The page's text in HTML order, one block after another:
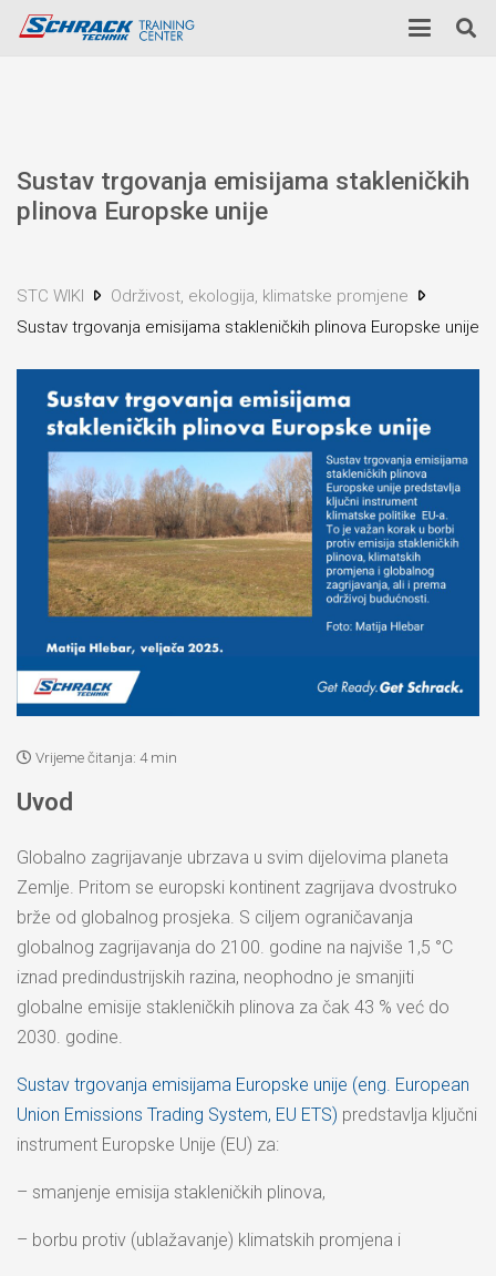
Sustav trgovanja emisijama stakleničkih
plinova Europske unije
STC WIKI
Održivost, ekologija, klimatske promjene
Sustav trgovanja emisijama stakleničkih plinova Europske unije
Vrijeme čitanja: 4 min
Uvod
Globalno zagrijavanje ubrzava u svim dijelovima planeta
Zemlje. Pritom se europski kontinent zagrijava dvostruko
brže od globalnog prosjeka. S ciljem ograničavanja
globalnog zagrijavanja do 2100. godine na najviše 1,5 °C
iznad predindustrijskih razina, neophodno je smanjiti
globalne emisije stakleničkih plinova za čak 43 % već do
2030. godine.
Sustav trgovanja emisijama Europske unije (eng. European
Union Emissions Trading System, EU ETS) predstavlja ključni
instrument Europske Unije (EU) za:
– smanjenje emisija stakleničkih plinova,
– borbu protiv (ublažavanje) klimatskih promjena i